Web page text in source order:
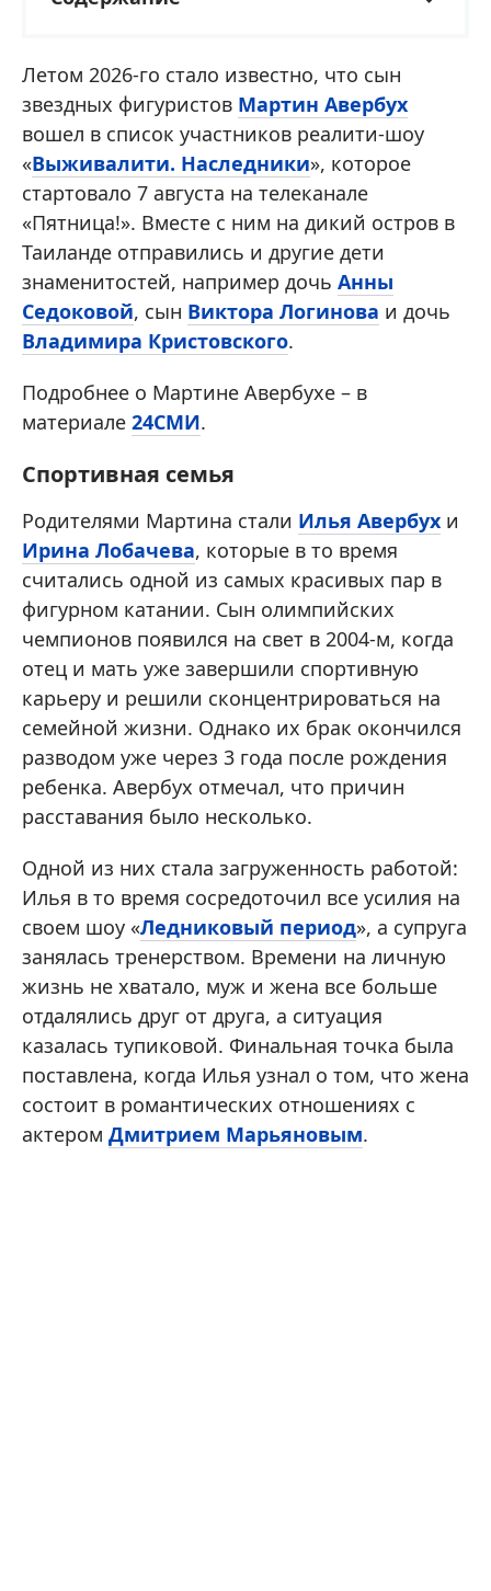
Летом 2026-го стало известно, что сын
звездных фигуристов Мартин Авербух
вошел в список участников реалити-шоу
«Выживалити. Наследники», которое
стартовало 7 августа на телеканале
«Пятница!». Вместе с ним на дикий остров в
Таиланде отправились и другие дети
знаменитостей, например дочь Анны
Седоковой, сын Виктора Логинова и дочь
Владимира Кристовского.
Подробнее о Мартине Авербухе – в
материале 24СМИ.
Спортивная семья
Родителями Мартина стали Илья Авербух и
Ирина Лобачева, которые в то время
считались одной из самых красивых пар в
фигурном катании. Сын олимпийских
чемпионов появился на свет в 2004-м, когда
отец и мать уже завершили спортивную
карьеру и решили сконцентрироваться на
семейной жизни. Однако их брак окончился
разводом уже через 3 года после рождения
ребенка. Авербух отмечал, что причин
расставания было несколько.
Одной из них стала загруженность работой:
Илья в то время сосредоточил все усилия на
своем шоу «Ледниковый период», а супруга
занялась тренерством. Времени на личную
жизнь не хватало, муж и жена все больше
отдалялись друг от друга, а ситуация
казалась тупиковой. Финальная точка была
поставлена, когда Илья узнал о том, что жена
состоит в романтических отношениях с
актером Дмитрием Марьяновым.